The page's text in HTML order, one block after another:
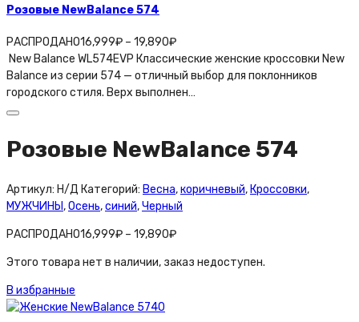
Розовые NewBalance 574
РАСПРОДАНО16,999₽ – 19,890₽
New Balance WL574EVP Классические женские кроссовки New
Balance из серии 574 — отличный выбор для поклонников
городского стиля. Верх выполнен…
Розовые NewBalance 574
Артикул: Н/Д Категорий: Весна,коричневый,Кроссовки,
МУЖЧИНЫ,Осень,синий,Черный
РАСПРОДАНО16,999₽ – 19,890₽
Этого товара нет в наличии, заказ недоступен.
В избранные